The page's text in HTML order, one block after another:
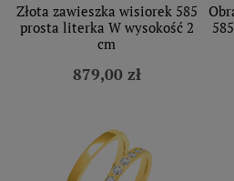
Złota zawieszka wisiorek 585
prosta literka W wysokość 2
cm
879,00 zł